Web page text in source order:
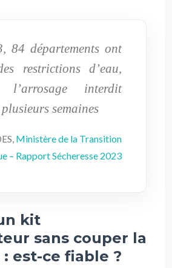
84 départements ont
restrictions d’eau,
l’arrosage interdit
semaines
Ministère de la Transition
– Rapport Sécheresse 2023
kit
sans couper la
est-ce fiable ?